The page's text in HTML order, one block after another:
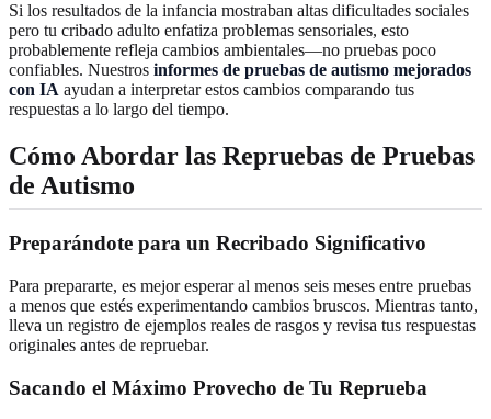
Si los resultados de la infancia mostraban altas dificultades sociales
pero tu cribado adulto enfatiza problemas sensoriales, esto
probablemente refleja cambios ambientales—no pruebas poco
confiables. Nuestros informes de pruebas de autismo mejorados
con IA ayudan a interpretar estos cambios comparando tus
respuestas a lo largo del tiempo.
Cómo Abordar las Repruebas de Pruebas
de Autismo
Preparándote para un Recribado Significativo
Para prepararte, es mejor esperar al menos seis meses entre pruebas
a menos que estés experimentando cambios bruscos. Mientras tanto,
lleva un registro de ejemplos reales de rasgos y revisa tus respuestas
originales antes de repruebar.
Sacando el Máximo Provecho de Tu Reprueba